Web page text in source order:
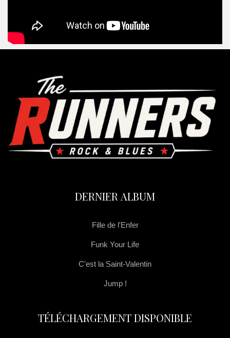
DERNIER ALBUM
Fille de l'Enfer
Funk Your Life
C'est la Saint-Valentin
Jump !
TÉLÉCHARGEMENT DISPONIBLE